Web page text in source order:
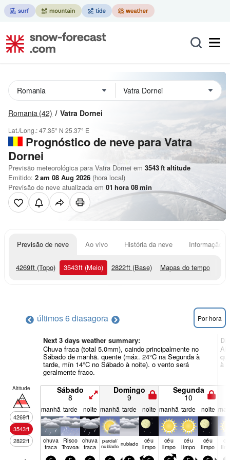
Romania (42) Vatra Dornei
Lat./Long.:47.35° N 25.37° E
Prognóstico de neve para Vatra
Dornei
Previsão meteorológica para Vatra Dornei em 3543ft altitude
Emitido: 2 am 08 Aug 2026 (hora local)
Previsão de neve atualizada em 01 hora 08min
Previsão de neve Ao vivo História da neve Informação
4269ft (Topo) 3543ft (Meio) 2822ft (Base) Mapas do tempo
últimos 6 diasagora Por hora
Next 3 days weather summary:
Chuva fraca (total 5.0mm), caindo principalmente no
Sábado de manhã. quente (máx. 24°C na Segunda à
tarde, mín 14°C no Sábado à noite). o vento será
geralmente fraco.
à
Altitude
4269ft
3543ft
2822ft
Sábado
8
Domingo
9
Segunda
10
manhã tarde noite manhã tarde noite manhã tarde noite
chuva
fraca
Risco
Trovoada
chuva
fraca
parcial/
nublado nubl­ado céu
limpo
céu
limpo
céu
limpo
céu
limpo